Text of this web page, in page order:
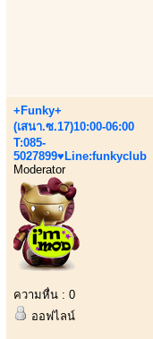
+Funky+
(เสนา.ซ.17)10:00-06:00
T:085-
5027899♥Line:funkyclub
Moderator
ความหื่น : 0
ออฟไลน์